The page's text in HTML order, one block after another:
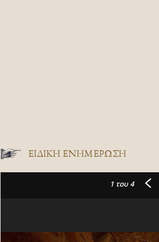
ΕΙΔΙΚΉ ΕΝΗΜΈΡΩΣΗ
1 του 4